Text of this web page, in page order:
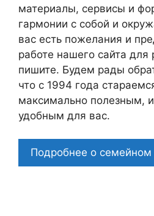
материалы, сервисы и
гармонии с собой и
вас есть пожелания и
работе нашего сайта для
пишите. Будем рады
что c 1994 года
максимально полезным,
удобным для вас.
Подробнее о